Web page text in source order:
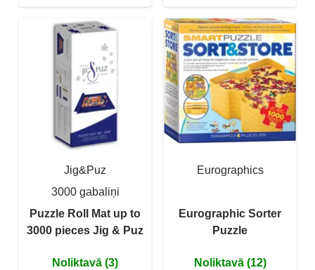
Jig&Puz
3000 gabaliņi
Puzzle Roll Mat up to
3000 pieces Jig & Puz
Noliktavā (3)
Eurographics
Eurographic Sorter
Puzzle
Noliktavā (12)